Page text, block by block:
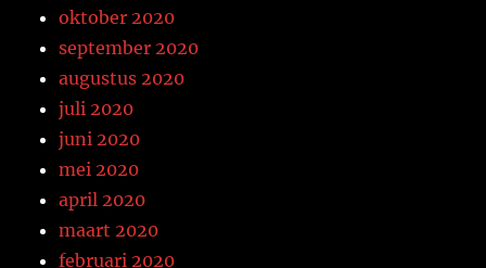
oktober 2020
september 2020
augustus 2020
juli 2020
juni 2020
mei 2020
april 2020
maart 2020
februari 2020